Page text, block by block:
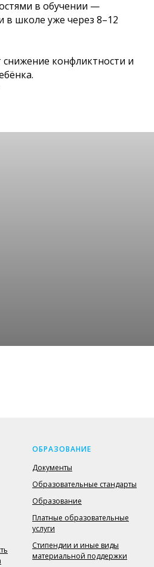
в обучении —
в школе уже через 8–12
конфликтности и
ОБРАЗОВАНИЕ
Документы
Образовательные стандарты
Образование
Платные образовательные
услуги
Стипендии и иные виды
материальной поддержки